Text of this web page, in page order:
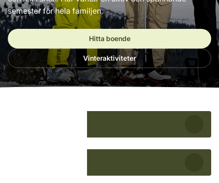
semester för hela familjen.
Hitta boende
Vinteraktiviteter